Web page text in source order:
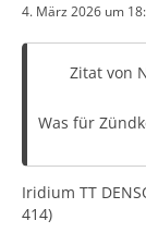
4. März 2026 um
Zitat von
Was für
Iridium TT
414)